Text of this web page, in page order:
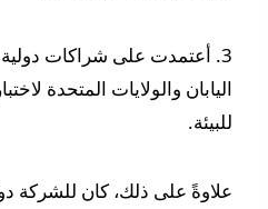
3. أعتمدت على شراكات
اليابان والولايات المتحدة
للبيئة.
علاوةً على ذلك، كان للشركة